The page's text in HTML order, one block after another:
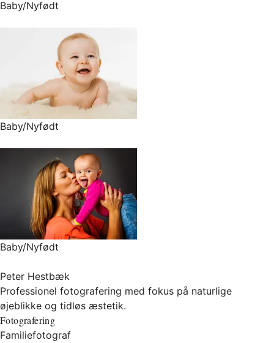
Baby/Nyfødt
Baby/Nyfødt
Baby/Nyfødt
Peter Hestbæk
Professionel fotografering med fokus på naturlige
øjeblikke og tidløs æstetik.
Fotografering
Familiefotograf